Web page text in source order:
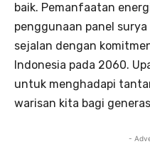
baik. Pemanfaatan
penggunaan panel
sejalan dengan
Indonesia pada 2060.
untuk menghadapi
warisan kita bagi
-